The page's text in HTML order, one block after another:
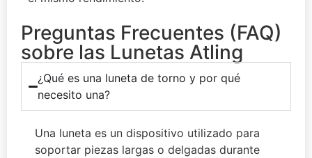
Preguntas Frecuentes (FAQ)
sobre las Lunetas Atling
¿Qué es una luneta de torno y por qué
necesito una?
Una luneta es un dispositivo utilizado para
soportar piezas largas o delgadas durante